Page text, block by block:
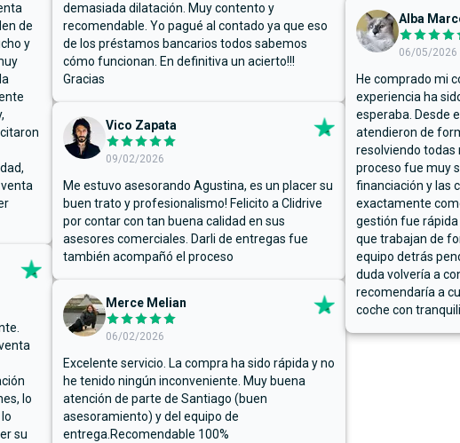
de
y
lo
su
demasiada dilatación. Muy contento y
recomendable. Yo pagué al contado ya que eso
de los préstamos bancarios todos sabemos
cómo funcionan. En definitiva un acierto!!!
Gracias
Vico Zapata
09/02/2026
Me estuvo asesorando Agustina, es un placer su
buen trato y profesionalismo! Felicito a Clidrive
por contar con tan buena calidad en sus
asesores comerciales. Darli de entregas fue
también acompañó el proceso
Merce Melian
06/02/2026
Excelente servicio. La compra ha sido rápida y no
he tenido ningún inconveniente. Muy buena
atención de parte de Santiago (buen
asesoramiento) y del equipo de
entrega.Recomendable 100%
Alba
06/05/2026
He comprado mi
experiencia ha
esperaba. Desde
atendieron de
resolviendo todas
proceso fue muy
financiación y las
exactamente
gestión fue
que trabajan de
equipo detrás
duda volvería a
recomendaría a
coche con